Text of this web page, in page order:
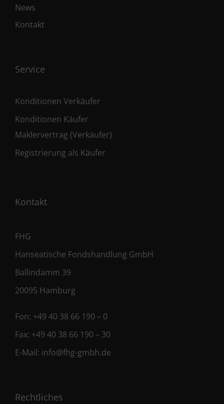
News
Kontakt
Service
Konditionen Verkäufer
Konditionen Käufer
Maklervertrag (Verkäufer)
Registrierung als Käufer
Kontakt
FHG
Hanseatische Fondshandlung GmbH
Ballindamm 39
20095 Hamburg
Fon: +49 40 38 66 190 – 0
Fax: +49 40 38 66 190 – 30
E-Mail: info@fhg-gmbh.de
Rechtliches